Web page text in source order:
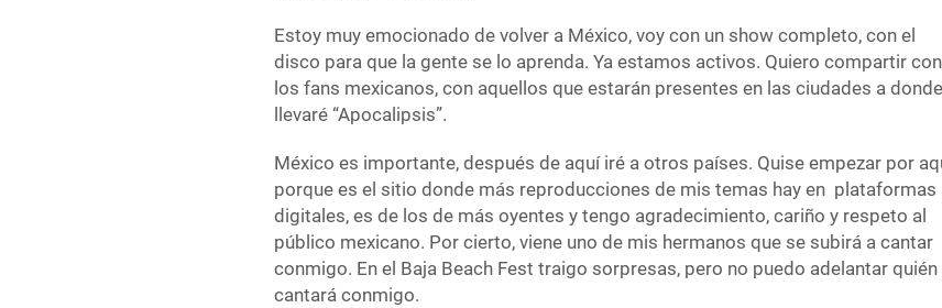
Estoy muy emocionado de volver a México, voy con un show completo, con el
disco para que la gente se lo aprenda. Ya estamos activos. Quiero compartir con
los fans mexicanos, con aquellos que estarán presentes en las ciudades a donde
llevaré “Apocalipsis”.
México es importante, después de aquí iré a otros países. Quise empezar por
porque es el sitio donde más reproducciones de mis temas hay en plataformas
digitales, es de los de más oyentes y tengo agradecimiento, cariño y respeto al
público mexicano. Por cierto, viene uno de mis hermanos que se subirá a cantar
conmigo. En el Baja Beach Fest traigo sorpresas, pero no puedo adelantar quién
cantará conmigo.